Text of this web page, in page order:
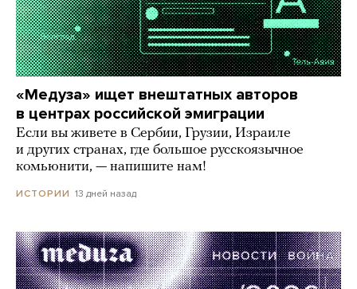
«Медуза» ищет внештатных авторов
в центрах российской эмиграции
Если вы живете в Сербии, Грузии, Израиле
и других странах, где большое русскоязычное
комьюнити, — напишите нам!
ИСТОРИИ 13 дней назад